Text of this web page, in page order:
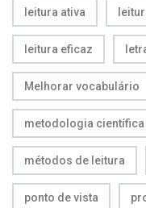
leitura ativa
leitura eficaz
Melhorar vocabulário
metodologia científica
métodos de leitura
ponto de vista